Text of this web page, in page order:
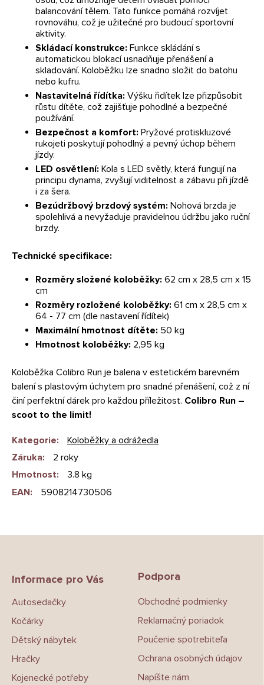
balancování tělem. Tato funkce pomáhá rozvíjet
rovnováhu, což je užitečné pro budoucí sportovní
aktivity.
Skládací konstrukce: Funkce skládání s
automatickou blokací usnadňuje přenášení a
skladování. Koloběžku lze snadno složit do batohu
nebo kufru.
Nastavitelná řídítka: Výšku řidítek lze přizpůsobit
růstu dítěte, což zajišťuje pohodlné a bezpečné
používání.
Bezpečnost a komfort: Pryžové protiskluzové
rukojeti poskytují pohodlný a pevný úchop během
jízdy.
LED osvětlení: Kola s LED světly, která fungují na
principu dynama, zvyšují viditelnost a zábavu při jízdě
i za šera.
Bezúdržbový brzdový systém: Nohová brzda je
spolehlivá a nevyžaduje pravidelnou údržbu jako ruční
brzdy.
Technické specifikace:
Rozměry složené koloběžky: 62 cm x 28,5 cm x 15
cm
Rozměry rozložené koloběžky: 61 cm x 28,5 cm x
64 - 77 cm (dle nastavení řídítek)
Maximální hmotnost dítěte: 50 kg
Hmotnost koloběžky: 2,95 kg
Koloběžka Colibro Run je balena v estetickém barevném
balení s plastovým úchytem pro snadné přenášení, což z ní
činí perfektní dárek pro každou příležitost. Colibro Run –
scoot to the limit!
Kategorie:
Koloběžky a odrážedla
Záruka:
2 roky
Hmotnost:
3.8 kg
EAN: 5908214730506
Informace pro Vás
Autosedačky
Kočárky
Dětský nábytek
Hračky
Kojenecké potřeby
Podpora
Obchodné podmienky
Reklamačný poriadok
Poučenie spotrebiteľa
Ochrana osobných údajov
Napíšte nám